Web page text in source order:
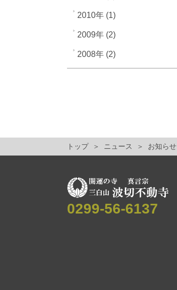
2010年 (1)
2009年 (2)
2008年 (2)
トップ ニュース お知らせ
0299-56-6137